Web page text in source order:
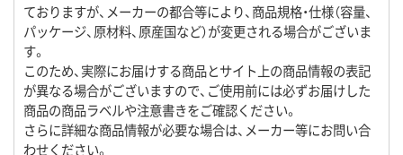
ておりますが、メーカーの都合等により、商品規格・仕様（容量、
パッケージ、原材料、原産国など）が変更される場合がございま
す。
このため、実際にお届けする商品とサイト上の商品情報の表記
が異なる場合がございますので、ご使用前には必ずお届けした
商品の商品ラベルや注意書きをご確認ください。
さらに詳細な商品情報が必要な場合は、メーカー等にお問い合
わせください。